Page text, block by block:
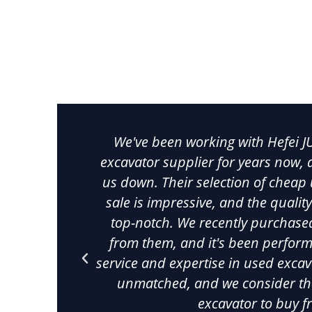
We've been working with Hefei
excavator supplier for years now,
us down. Their selection of
sale is impressive, and the
top-notch. We recently
from them, and it's been
service and expertise in used
unmatched, and we consider
excavator to buy